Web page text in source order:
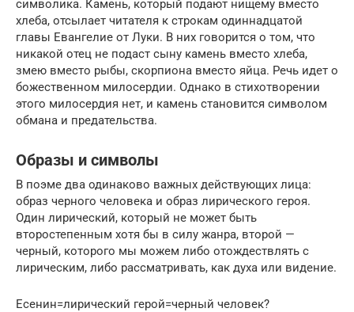
символика. Камень, который подают нищему вместо
хлеба, отсылает читателя к строкам одиннадцатой
главы Евангелие от Луки. В них говорится о том, что
никакой отец не подаст сыну камень вместо хлеба,
змею вместо рыбы, скорпиона вместо яйца. Речь идет о
божественном милосердии. Однако в стихотворении
этого милосердия нет, и камень становится символом
обмана и предательства.
Образы и символы
В поэме два одинаково важных действующих лица:
образ черного человека и образ лирического героя.
Один лирический, который не может быть
второстепенным хотя бы в силу жанра, второй —
черный, которого мы можем либо отождествлять с
лирическим, либо рассматривать, как духа или видение.
Есенин=лирический герой=черный человек?